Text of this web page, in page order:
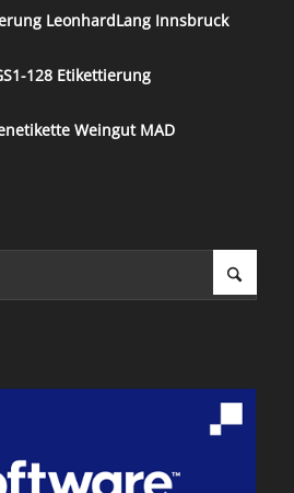
LeonhardLang Innsbruck
128 Etikettierung
Weingut MAD